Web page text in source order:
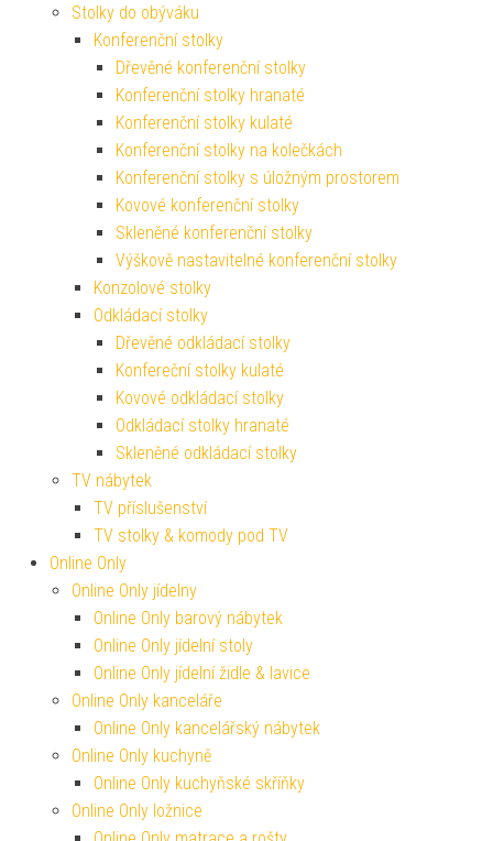
Stolky do obýváku
Konferenční stolky
Dřevěné konferenční stolky
Konferenční stolky hranaté
Konferenční stolky kulaté
Konferenční stolky na kolečkách
Konferenční stolky s úložným prostorem
Kovové konferenční stolky
Skleněné konferenční stolky
Výškově nastavitelné konferenční stolky
Konzolové stolky
Odkládací stolky
Dřevěné odkládací stolky
Konfereční stolky kulaté
Kovové odkládací stolky
Odkládací stolky hranaté
Skleněné odkládací stolky
TV nábytek
TV příslušenství
TV stolky & komody pod TV
Online Only
Online Only jídelny
Online Only barový nábytek
Online Only jídelní stoly
Online Only jídelní židle & lavice
Online Only kanceláře
Online Only kancelářský nábytek
Online Only kuchyně
Online Only kuchyňské skříňky
Online Only ložnice